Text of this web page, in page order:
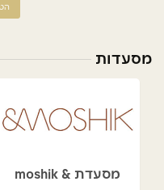
מסעדות
מסעדת & moshik